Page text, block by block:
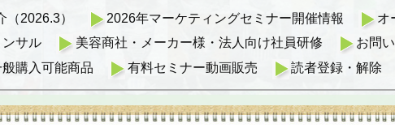
（2026.3） 2026年マーケティングセミナー開催情報
オ
サル
美容商社・メーカー様・法人向け社員研修 お問
購入可能商品
有料セミナー動画販売 読者登録・解除